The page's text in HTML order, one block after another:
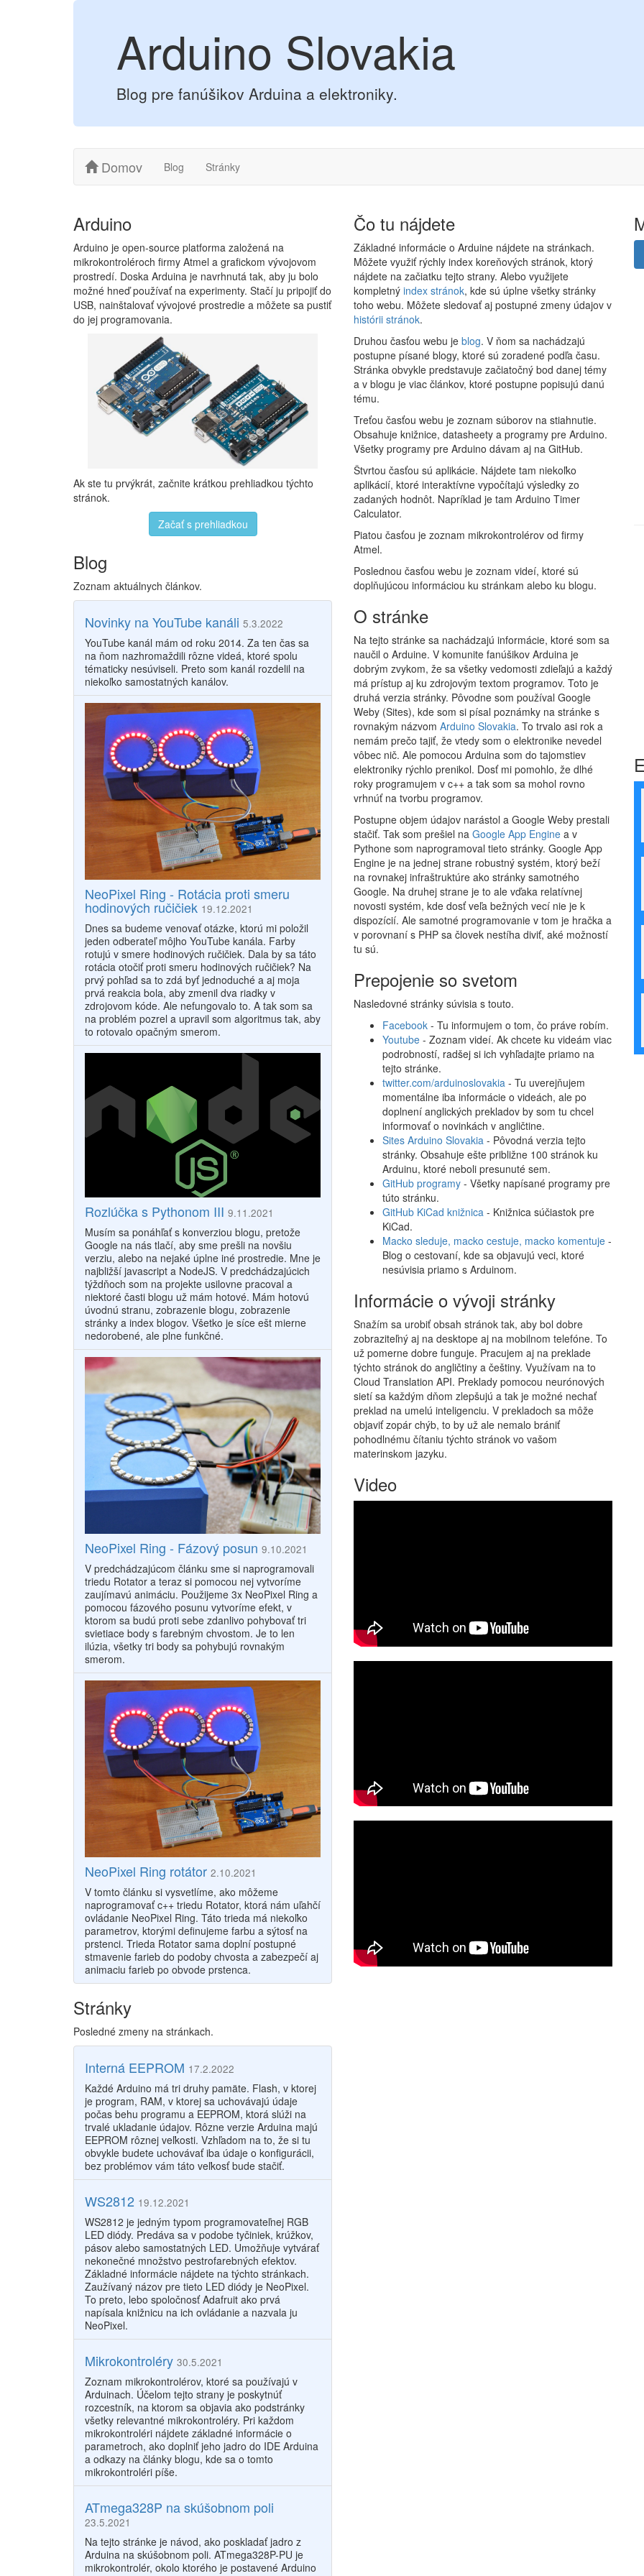
Arduino Slovakia
Blog pre fanúšikov Arduina a elektroniky.
Domov Blog Stránky
Arduino
Arduino je open-source platforma založená na
mikrokontroléroch firmy Atmel a grafickom vývojovom
prostredí. Doska Arduina je navrhnutá tak, aby ju bolo
možné hneď používať na experimenty. Stačí ju pripojiť do
USB, nainštalovať vývojové prostredie a môžete sa pustiť
do jej programovania.
Ak ste tu prvýkrát, začnite krátkou prehliadkou týchto
stránok.
Začať s prehliadkou
Blog
Zoznam aktuálnych článkov.
Novinky na YouTube kanáli 5.3.2022
YouTube kanál mám od roku 2014. Za ten čas sa
na ňom nazhromaždili rôzne videá, ktoré spolu
tématicky nesúviseli. Preto som kanál rozdelil na
niekoľko samostatných kanálov.
NeoPixel Ring - Rotácia proti smeru
hodinových ručičiek 19.12.2021
Dnes sa budeme venovať otázke, ktorú mi položil
jeden odberateľ môjho YouTube kanála. Farby
rotujú v smere hodinových ručičiek. Dala by sa táto
rotácia otočiť proti smeru hodinových ručičiek? Na
prvý pohľad sa to zdá byť jednoduché a aj moja
prvá reakcia bola, aby zmenil dva riadky v
zdrojovom kóde. Ale nefungovalo to. A tak som sa
na problém pozrel a upravil som algoritmus tak, aby
to rotovalo opačným smerom.
Rozlúčka s Pythonom III 9.11.2021
Musím sa ponáhľať s konverziou blogu, pretože
Google na nás tlačí, aby sme prešli na novšiu
verziu, alebo na nejaké úplne iné prostredie. Mne je
najbližší javascript a NodeJS. V predchádzajúcich
týždňoch som na projekte usilovne pracoval a
niektoré časti blogu už mám hotové. Mám hotovú
úvodnú stranu, zobrazenie blogu, zobrazenie
stránky a index blogov. Všetko je síce ešt mierne
nedorobené, ale plne funkčné.
NeoPixel Ring - Fázový posun 9.10.2021
V predchádzajúcom článku sme si naprogramovali
triedu Rotator a teraz si pomocou nej vytvoríme
zaujímavú animáciu. Použijeme 3x NeoPixel Ring a
pomocou fázového posunu vytvoríme efekt, v
ktorom sa budú proti sebe zdanlivo pohybovať tri
svietiace body s farebným chvostom. Je to len
ilúzia, všetky tri body sa pohybujú rovnakým
smerom.
NeoPixel Ring rotátor 2.10.2021
V tomto článku si vysvetlíme, ako môžeme
naprogramovať c++ triedu Rotator, ktorá nám uľahčí
ovládanie NeoPixel Ring. Táto trieda má niekoľko
parametrov, ktorými definujeme farbu a sýtosť na
prstenci. Trieda Rotator sama doplní postupné
stmavenie farieb do podoby chvosta a zabezpečí aj
animaciu farieb po obvode prstenca.
Stránky
Posledné zmeny na stránkach.
Interná EEPROM 17.2.2022
Každé Arduino má tri druhy pamäte. Flash, v ktorej
je program, RAM, v ktorej sa uchovávajú údaje
počas behu programu a EEPROM, ktorá slúži na
trvalé ukladanie údajov. Rôzne verzie Arduina majú
EEPROM rôznej veľkosti. Vzhľadom na to, že si tu
obvykle budete uchovávať iba údaje o konfigurácii,
bez problémov vám táto veľkosť bude stačiť.
WS2812 19.12.2021
WS2812 je jedným typom programovateľnej RGB
LED diódy. Predáva sa v podobe tyčiniek, krúžkov,
pásov alebo samostatných LED. Umožňuje vytvárať
nekonečné množstvo pestrofarebných efektov.
Základné informácie nájdete na týchto stránkach.
Zaužívaný názov pre tieto LED diódy je NeoPixel.
To preto, lebo spoločnosť Adafruit ako prvá
napísala knižnicu na ich ovládanie a nazvala ju
NeoPixel.
Mikrokontroléry 30.5.2021
Zoznam mikrokontrolérov, ktoré sa používajú v
Arduinach. Účelom tejto strany je poskytnúť
rozcestník, na ktorom sa objavia ako podstránky
všetky relevantné mikrokontroléry. Pri každom
mikrokontroléri nájdete základné informácie o
parametroch, ako doplniť jeho jadro do IDE Arduina
a odkazy na články blogu, kde sa o tomto
mikrokontroléri píše.
ATmega328P na skúšobnom poli
23.5.2021
Na tejto stránke je návod, ako poskladať jadro z
Arduina na skúšobnom poli. ATmega328P-PU je
mikrokontrolér, okolo ktorého je postavené Arduino
Čo tu nájdete
Základné informácie o Arduine nájdete na stránkach.
Môžete využiť rýchly index koreňových stránok, ktorý
nájdete na začiatku tejto strany. Alebo využijete
kompletný index stránok, kde sú úplne všetky stránky
toho webu. Môžete sledovať aj postupné zmeny údajov v
histórii stránok.
Druhou časťou webu je blog. V ňom sa nachádzajú
postupne písané blogy, ktoré sú zoradené podľa času.
Stránka obvykle predstavuje začiatočný bod danej témy
a v blogu je viac článkov, ktoré postupne popisujú danú
tému.
Treťou časťou webu je zoznam súborov na stiahnutie.
Obsahuje knižnice, datasheety a programy pre Arduino.
Všetky programy pre Arduino dávam aj na GitHub.
Štvrtou časťou sú aplikácie. Nájdete tam niekoľko
aplikácií, ktoré interaktívne vypočítajú výsledky zo
zadaných hodnôt. Napríklad je tam Arduino Timer
Calculator.
Piatou časťou je zoznam mikrokontrolérov od firmy
Atmel.
Poslednou časťou webu je zoznam videí, ktoré sú
doplňujúcou informáciou ku stránkam alebo ku blogu.
O stránke
Na tejto stránke sa nachádzajú informácie, ktoré som sa
naučil o Arduine. V komunite fanúšikov Arduina je
dobrým zvykom, že sa všetky vedomosti zdieľajú a každý
má prístup aj ku zdrojovým textom programov. Toto je
druhá verzia stránky. Pôvodne som používal Google
Weby (Sites), kde som si písal poznámky na stránke s
rovnakým názvom Arduino Slovakia. To trvalo asi rok a
nemám prečo tajiť, že vtedy som o elektronike nevedel
vôbec nič. Ale pomocou Arduina som do tajomstiev
elektroniky rýchlo prenikol. Dosť mi pomohlo, že dlhé
roky programujem v c++ a tak som sa mohol rovno
vrhnúť na tvorbu programov.
Postupne objem údajov narástol a Google Weby prestali
stačiť. Tak som prešiel na Google App Engine a v
Pythone som naprogramoval tieto stránky. Google App
Engine je na jednej strane robustný systém, ktorý beží
na rovnakej infraštruktúre ako stránky samotného
Google. Na druhej strane je to ale vďaka relatívnej
novosti systém, kde dosť veľa bežných vecí nie je k
dispozícií. Ale samotné programovanie v tom je hračka a
v porovnaní s PHP sa človek nestíha diviť, aké možností
tu sú.
Prepojenie so svetom
Nasledovné stránky súvisia s touto.
Facebook - Tu informujem o tom, čo práve robím.
Youtube - Zoznam videí. Ak chcete ku videám viac
podrobností, radšej si ich vyhľadajte priamo na
tejto stránke.
twitter.com/arduinoslovakia - Tu uverejňujem
momentálne iba informácie o videách, ale po
doplnení anglických prekladov by som tu chcel
informovať o novinkách v angličtine.
Sites Arduino Slovakia - Pôvodná verzia tejto
stránky. Obsahuje ešte približne 100 stránok ku
Arduinu, ktoré neboli presunuté sem.
GitHub programy - Všetky napísané programy pre
túto stránku.
GitHub KiCad knižnica - Knižnica súčiastok pre
KiCad.
Macko sleduje, macko cestuje, macko komentuje -
Blog o cestovaní, kde sa objavujú veci, ktoré
nesúvisia priamo s Arduinom.
Informácie o vývoji stránky
Snažím sa urobiť obsah stránok tak, aby bol dobre
zobraziteľný aj na desktope aj na mobilnom telefóne. To
už pomerne dobre funguje. Pracujem aj na preklade
týchto stránok do angličtiny a češtiny. Využívam na to
Cloud Translation API. Preklady pomocou neurónových
sietí sa každým dňom zlepšujú a tak je možné nechať
preklad na umelú inteligenciu. V prekladoch sa môže
objaviť zopár chýb, to by už ale nemalo brániť
pohodlnému čítaniu týchto stránok vo vašom
materinskom jazyku.
Video